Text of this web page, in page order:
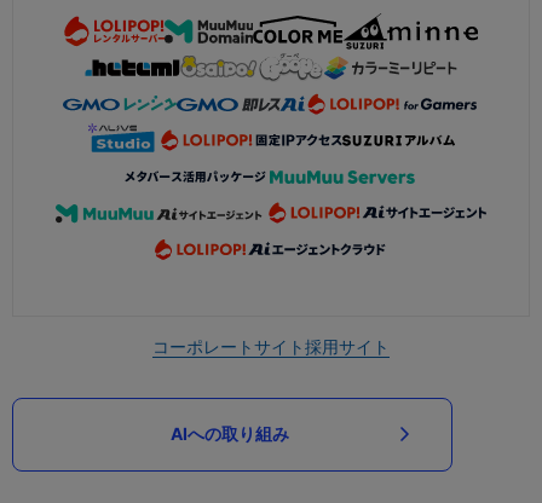
コーポレートサイト採用サイト
AIへの取り組み